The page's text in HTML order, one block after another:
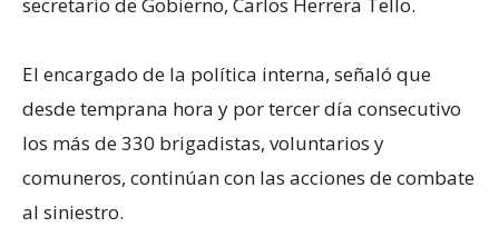
El encargado de la política interna, señaló que
desde temprana hora y por tercer día consecutivo
los más de 330 brigadistas, voluntarios y
comuneros, continúan con las acciones de combate
al siniestro.